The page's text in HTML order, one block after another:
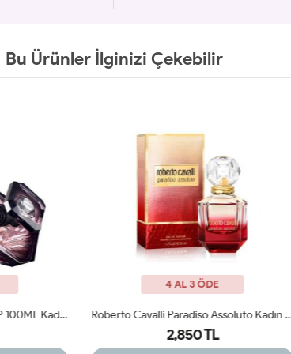
Bu Ürünler İlginizi Çekebilir
ÖDE
Roberto Cavalli Paradiso Assoluto Kadın Parfüm ARC JLT
TL
4 AL 3 ÖDE
2,550 TL